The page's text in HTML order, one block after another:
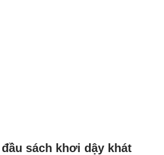
sách khơi dậy khát